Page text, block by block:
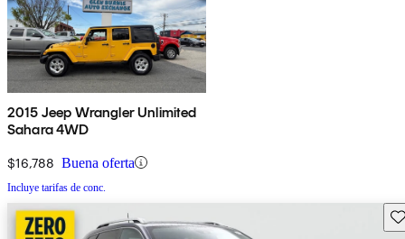
2015 Jeep Wrangler Unlimited
Sahara 4WD
$16,788 Buena oferta
Incluye tarifas de conc.